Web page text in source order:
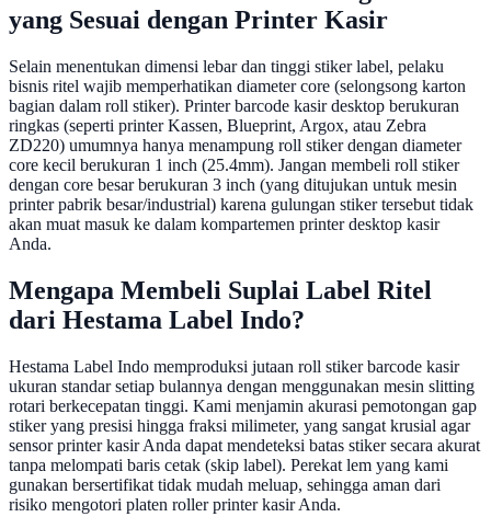
yang Sesuai dengan Printer Kasir
Selain menentukan dimensi lebar dan tinggi stiker label, pelaku
bisnis ritel wajib memperhatikan diameter core (selongsong karton
bagian dalam roll stiker). Printer barcode kasir desktop berukuran
ringkas (seperti printer Kassen, Blueprint, Argox, atau Zebra
ZD220) umumnya hanya menampung roll stiker dengan diameter
core kecil berukuran 1 inch (25.4mm). Jangan membeli roll stiker
dengan core besar berukuran 3 inch (yang ditujukan untuk mesin
printer pabrik besar/industrial) karena gulungan stiker tersebut tidak
akan muat masuk ke dalam kompartemen printer desktop kasir
Anda.
Mengapa Membeli Suplai Label Ritel
dari Hestama Label Indo?
Hestama Label Indo memproduksi jutaan roll stiker barcode kasir
ukuran standar setiap bulannya dengan menggunakan mesin slitting
rotari berkecepatan tinggi. Kami menjamin akurasi pemotongan gap
stiker yang presisi hingga fraksi milimeter, yang sangat krusial agar
sensor printer kasir Anda dapat mendeteksi batas stiker secara akurat
tanpa melompati baris cetak (skip label). Perekat lem yang kami
gunakan bersertifikat tidak mudah meluap, sehingga aman dari
risiko mengotori platen roller printer kasir Anda.